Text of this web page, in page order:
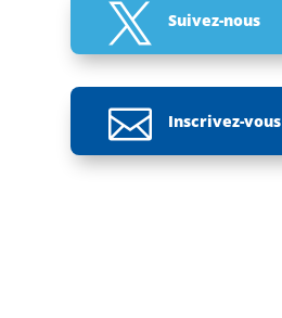
 Suivez-nous
 Inscrivez-vous